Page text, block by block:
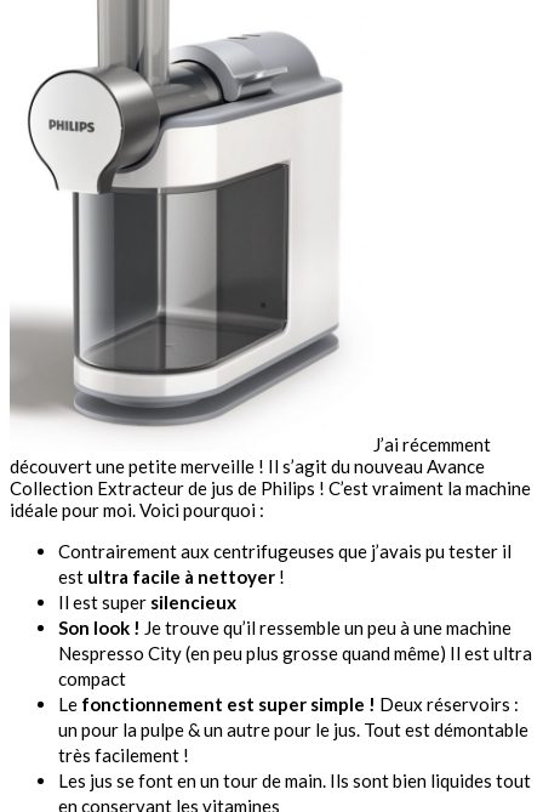
J’ai récemment
découvert une petite merveille ! Il s’agit du nouveau Avance
Collection Extracteur de jus de Philips ! C’est vraiment la machine
idéale pour moi. Voici pourquoi :
Contrairement aux centrifugeuses que j’avais pu tester il
est ultra facile à nettoyer !
Il est super silencieux
Son look ! Je trouve qu’il ressemble un peu à une machine
Nespresso City (en peu plus grosse quand même) Il est ultra
compact
Le fonctionnement est super simple ! Deux réservoirs :
un pour la pulpe & un autre pour le jus. Tout est démontable
très facilement !
Les jus se font en un tour de main. Ils sont bien liquides tout
en conservant les vitamines